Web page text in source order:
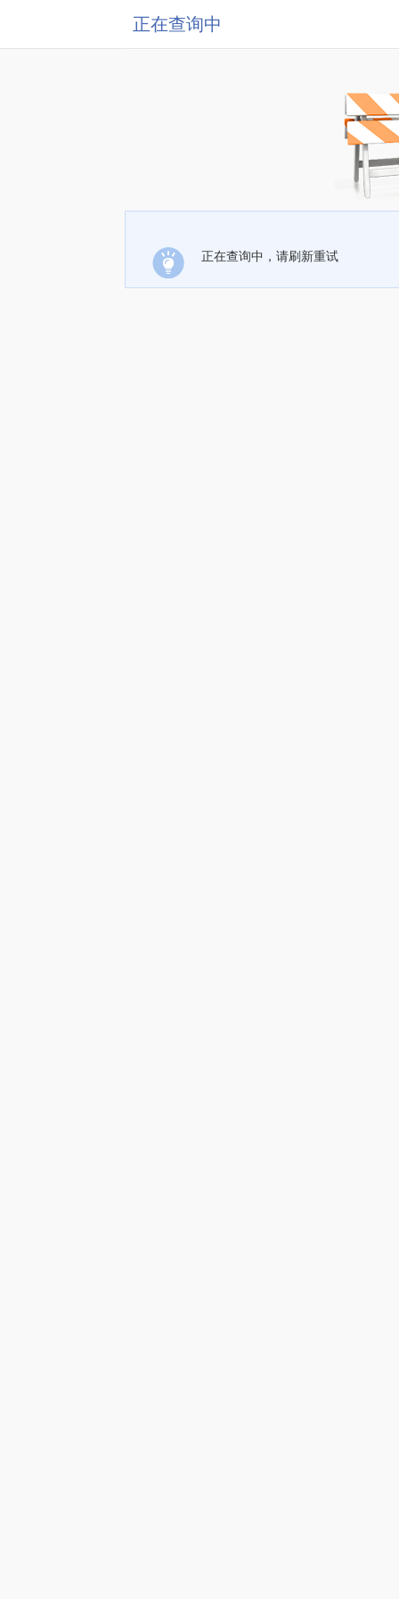
正在查询中
正在查询中，请刷新重试